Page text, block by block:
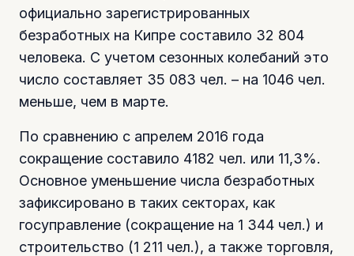
официально зарегистрированных
безработных на Кипре составило 32 804
человека. С учетом сезонных колебаний это
число составляет 35 083 чел. – на 1046 чел.
меньше, чем в марте.
По сравнению с апрелем 2016 года
сокращение составило 4182 чел. или 11,3%.
Основное уменьшение числа безработных
зафиксировано в таких секторах, как
госуправление (сокращение на 1 344 чел.) и
строительство (1 211 чел.), а также торговля,